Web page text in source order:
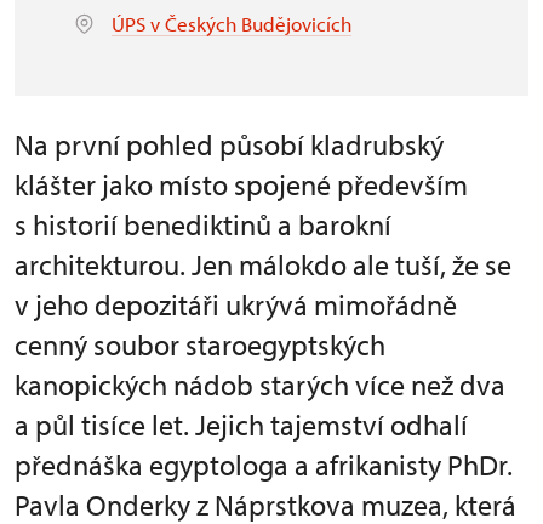
ÚPS v Českých Budějovicích
Na první pohled působí kladrubský
klášter jako místo spojené především
s historií benediktinů a barokní
architekturou. Jen málokdo ale tuší, že se
v jeho depozitáři ukrývá mimořádně
cenný soubor staroegyptských
kanopických nádob starých více než dva
a půl tisíce let. Jejich tajemství odhalí
přednáška egyptologa a afrikanisty PhDr.
Pavla Onderky z Náprstkova muzea, která